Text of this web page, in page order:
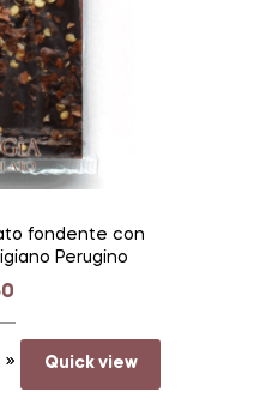
fondente con
Perugino
Quick view